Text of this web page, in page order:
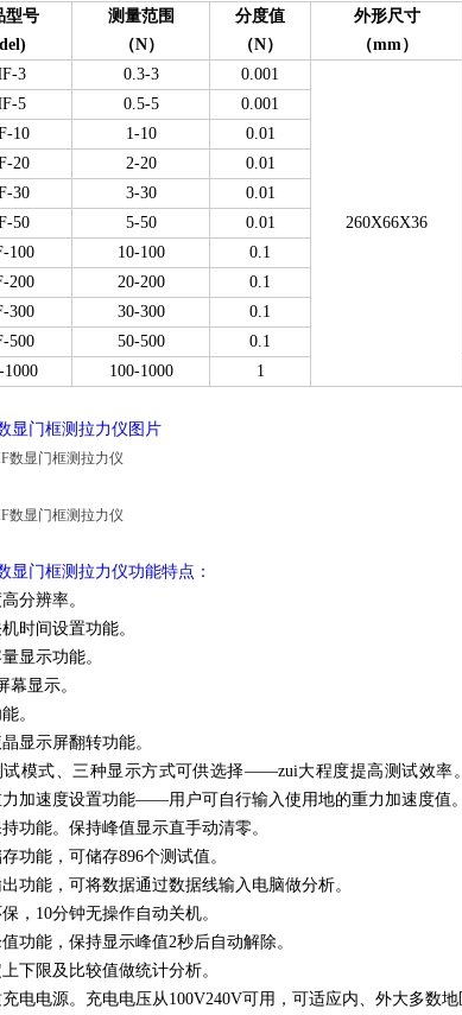
型号
测量范围
（N）
分度值
（N）
外形尺寸
（mm）
3
0.3-3 0.001
260X66X36
5 0.5-5
0.001
10
1-10
0.01
20
2-20
0.01
30
3-30
0.01
50
5-50
0.01
100
10-100
0.1
200
20-200
0.1
300
30-300
0.1
500
50-500
0.1
1000
100-1000 1
显门框测拉力仪图片
显门框测拉力仪功能特点：
分辨率。
时间设置功能。
显示功能。
幕显示。
。
显示屏翻转功能。
试模式、三种显示方式可供选择——zui大程度提高测试效率
加速度设置功能——用户可自行输入使用地的重力加速度值
功能。保持峰值显示直手动清零。
功能，可储存896个测试值。
功能，可将数据通过数据线输入电脑做分析。
，10分钟无操作自动关机。
功能，保持显示峰值2秒后自动解除。
下限及比较值做统计分析。
电电源。充电电压从100V240V可用，可适应内、外大多数